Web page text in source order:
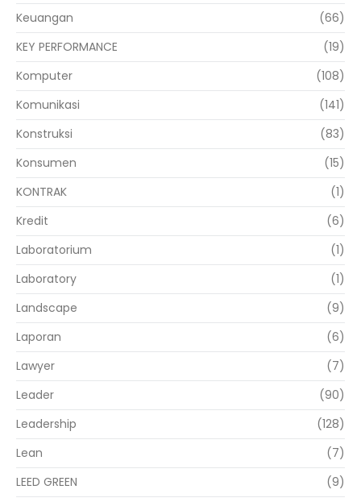
Keuangan
(66)
KEY PERFORMANCE
(19)
Komputer
(108)
Komunikasi
(141)
Konstruksi
(83)
Konsumen
(15)
KONTRAK
(1)
Kredit
(6)
Laboratorium
(1)
Laboratory
(1)
Landscape
(9)
Laporan
(6)
Lawyer
(7)
Leader
(90)
Leadership
(128)
Lean
(7)
LEED GREEN
(9)